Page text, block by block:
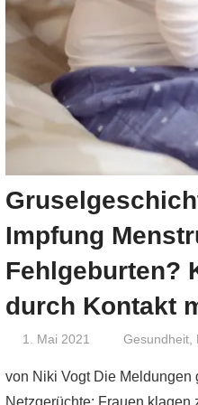
Impfung
Fehlgeburten?
durch Kontakt
1. Mai 2021 Niki Vogt
Gesundheit,
von Niki Vogt Die Meldungen